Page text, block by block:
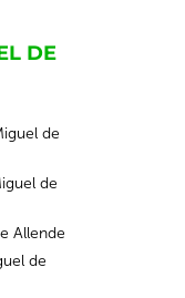
DE
de
de
Allende
de